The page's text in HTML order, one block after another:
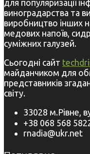
для популяризації
виноградарства та
виробництво інших
медових напоїв,
суміжних галузей.
Сьогодні сайт
майданчиком для
представників
світу.
33028 м.Рівне,
+38 068 568
rnadia@ukr.net